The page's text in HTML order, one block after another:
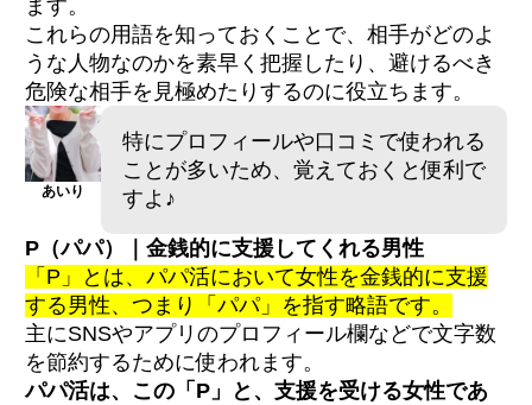
ます。
これらの用語を知っておくことで、相手がどのよ
うな人物なのかを素早く把握したり、避けるべき
危険な相手を見極めたりするのに役立ちます。
あいり
特にプロフィールや口コミで使われる
ことが多いため、覚えておくと便利で
すよ♪
P（パパ）｜金銭的に支援してくれる男性
「P」とは、パパ活において女性を金銭的に支援
する男性、つまり「パパ」を指す略語です。
主にSNSやアプリのプロフィール欄などで文字数
を節約するために使われます。
パパ活は、この「P」と、支援を受ける女性であ